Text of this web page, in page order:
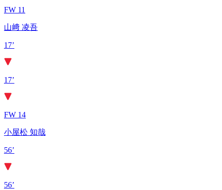
FW 11
山﨑 凌吾
17’
17’
FW 14
小屋松 知哉
56’
56’